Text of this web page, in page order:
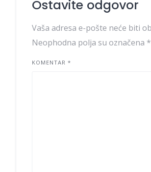
Ostavite odgovor
Vaša adresa e-pošte neće biti
Neophodna polja su označena *
KOMENTAR *